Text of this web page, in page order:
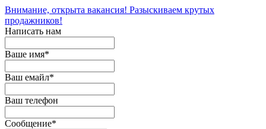
Внимание, открыта вакансия! Разыскиваем крутых
продажников!
Написать нам
Ваше имя*
Ваш емайл*
Ваш телефон
Сообщение*